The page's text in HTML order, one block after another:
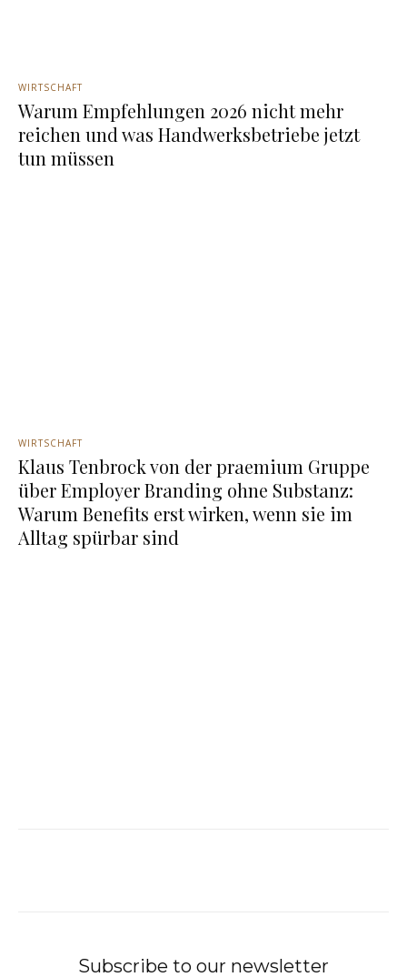
WIRTSCHAFT
Warum Empfehlungen 2026 nicht mehr
reichen und was Handwerksbetriebe jetzt
tun müssen
WIRTSCHAFT
Klaus Tenbrock von der praemium Gruppe
über Employer Branding ohne Substanz:
Warum Benefits erst wirken, wenn sie im
Alltag spürbar sind
Subscribe to our newsletter